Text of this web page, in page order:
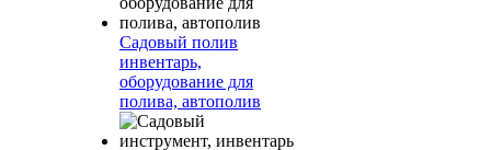
Садовый полив
инвентарь,
оборудование для
полива, автополив